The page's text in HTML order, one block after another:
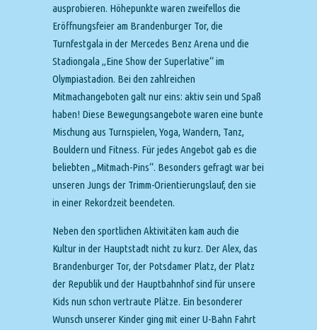
ausprobieren. Höhepunkte waren zweifellos die
Eröffnungsfeier am Brandenburger Tor, die
Turnfestgala in der Mercedes Benz Arena und die
Stadiongala „Eine Show der Superlative“ im
Olympiastadion. Bei den zahlreichen
Mitmachangeboten galt nur eins: aktiv sein und Spaß
haben! Diese Bewegungsangebote waren eine bunte
Mischung aus Turnspielen, Yoga, Wandern, Tanz,
Bouldern und Fitness. Für jedes Angebot gab es die
beliebten „Mitmach-Pins“. Besonders gefragt war bei
unseren Jungs der Trimm-Orientierungslauf, den sie
in einer Rekordzeit beendeten.
Neben den sportlichen Aktivitäten kam auch die
Kultur in der Hauptstadt nicht zu kurz. Der Alex, das
Brandenburger Tor, der Potsdamer Platz, der Platz
der Republik und der Hauptbahnhof sind für unsere
Kids nun schon vertraute Plätze. Ein besonderer
Wunsch unserer Kinder ging mit einer U-Bahn Fahrt